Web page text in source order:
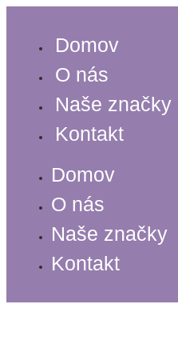
Preskočiť
Domov
O nás
Naše značky
Kontakt
Domov
O nás
Naše značky
Kontakt